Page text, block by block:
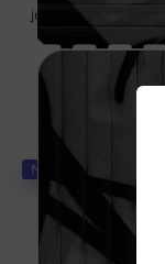
juros
NOVIDADE